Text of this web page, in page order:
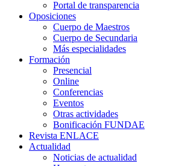
Portal de transparencia
Oposiciones
Cuerpo de Maestros
Cuerpo de Secundaria
Más especialidades
Formación
Presencial
Online
Conferencias
Eventos
Otras actividades
Bonificación FUNDAE
Revista ENLACE
Actualidad
Noticias de actualidad